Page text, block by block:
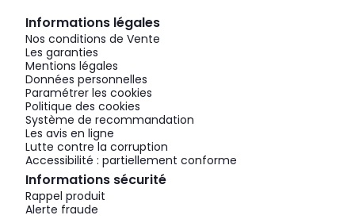
Informations légales
Nos conditions de Vente
Les garanties
Mentions légales
Données personnelles
Paramétrer les cookies
Politique des cookies
Système de recommandation
Les avis en ligne
Lutte contre la corruption
Accessibilité : partiellement conforme
Informations sécurité
Rappel produit
Alerte fraude